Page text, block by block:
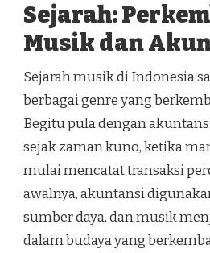
Sejarah:
Musik dan
Sejarah musik di Indonesia
berbagai genre yang
Begitu pula dengan
sejak zaman kuno, ketika
mulai mencatat transaksi
awalnya, akuntansi
sumber daya, dan musik
dalam budaya yang